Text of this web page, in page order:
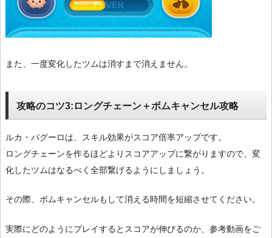
また、一度変化したツムは消すまで消えません。
攻略のコツ3:ロングチェーン＋ボムキャンセル攻略
ルカ・パグーロは、スキル効果がスコア倍率アップです。
ロングチェーンを作るほどよりスコアアップに繋がりますので、変
化したツムはなるべく全部繋げるようにしましょう。
その際、ボムキャンセルもして消える時間を短縮させてください。
実際にどのようにプレイするとスコアが伸びるのか、参考動画をご